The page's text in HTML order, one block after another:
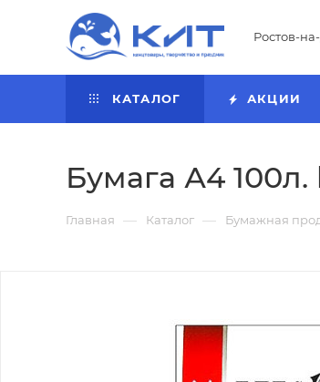
Ростов-
КАТАЛОГ АКЦИИ
Бумага А4
Главная — Каталог — Бумажная